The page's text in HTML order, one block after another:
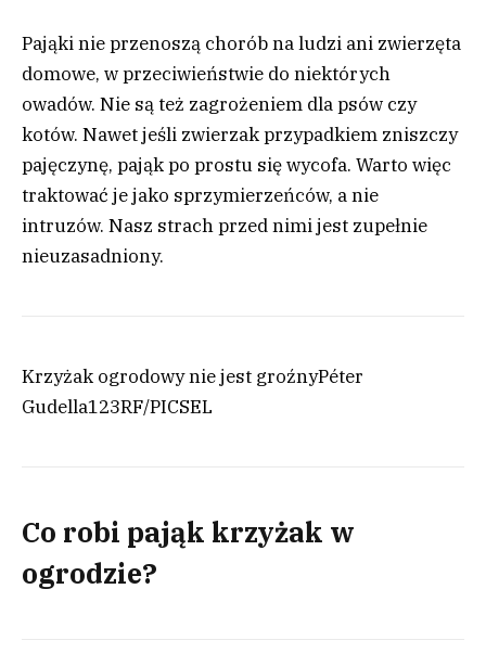
Pająki nie przenoszą chorób na ludzi ani zwierzęta
domowe, w przeciwieństwie do niektórych
owadów. Nie są też zagrożeniem dla psów czy
kotów. Nawet jeśli zwierzak przypadkiem zniszczy
pajęczynę, pająk po prostu się wycofa. Warto więc
traktować je jako sprzymierzeńców, a nie
intruzów. Nasz strach przed nimi jest zupełnie
nieuzasadniony.
Krzyżak ogrodowy nie jest groźnyPéter
Gudella123RF/PICSEL
Co robi pająk krzyżak w
ogrodzie?